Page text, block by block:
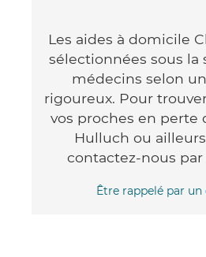
Les aides à domicile
sélectionnées sous la
médecins selon
rigoureux. Pour
vos proches en perte
Hulluch ou
contactez-nous
Être rappelé par un